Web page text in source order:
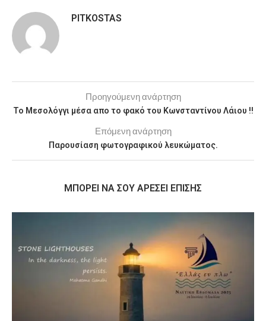
PITKOSTAS
Προηγούμενη ανάρτηση
Το Μεσολόγγι μέσα απο το φακό του Κωνσταντίνου Λάιου !!
Επόμενη ανάρτηση
Παρουσίαση φωτογραφικού λευκώματος.
MΠΟΡΕΊ ΝΑ ΣΟΥ ΑΡΈΣΕΙ ΕΠΊΣΗΣ